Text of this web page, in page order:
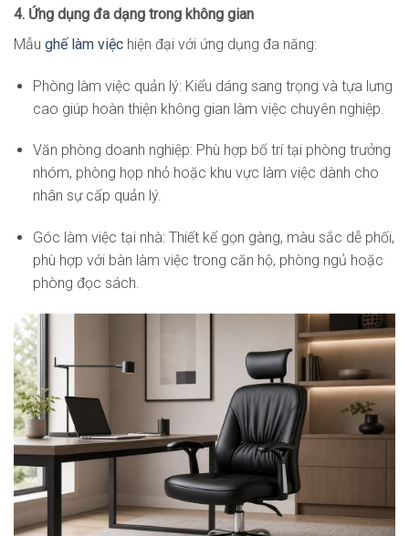
4. Ứng dụng đa dạng trong không gian
Mẫu ghế làm việc hiện đại với ứng dụng đa năng:
Phòng làm việc quản lý: Kiểu dáng sang trọng và tựa lưng
cao giúp hoàn thiện không gian làm việc chuyên nghiệp.
Văn phòng doanh nghiệp: Phù hợp bố trí tại phòng trưởng
nhóm, phòng họp nhỏ hoặc khu vực làm việc dành cho
nhân sự cấp quản lý.
Góc làm việc tại nhà: Thiết kế gọn gàng, màu sắc dễ phối,
phù hợp với bàn làm việc trong căn hộ, phòng ngủ hoặc
phòng đọc sách.